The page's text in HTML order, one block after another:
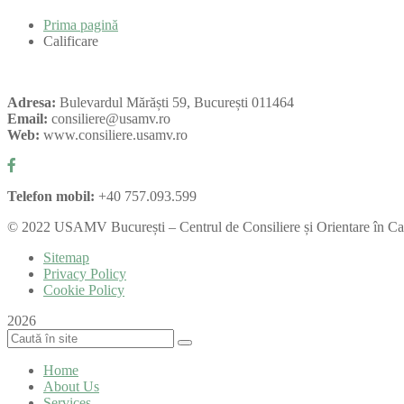
Prima pagină
Calificare
Adresa: Bulevardul Mărăști 59, București 011464
Email: consiliere@usamv.ro
Web: www.consiliere.usamv.ro
Telefon mobil: +40 757.093.599
© 2022 USAMV București – Centrul de Consiliere și Orientare în
Sitemap
Privacy Policy
Cookie Policy
2026
Home
About Us